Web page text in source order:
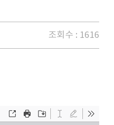
조회수 : 1616